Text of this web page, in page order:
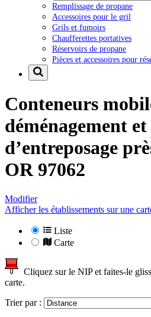
Remplissage de propane
Accessoires pour le gril
Grils et fumoirs
Chaufferettes portatives
Réservoirs de propane
Pièces et accessoires pour
Conteneurs
déménagement et
d’entreposage
OR 97062
Modifier
Afficher les établissements sur une
Liste
Carte
Cliquez sur le NIP et faites-le
carte.
Trier par :